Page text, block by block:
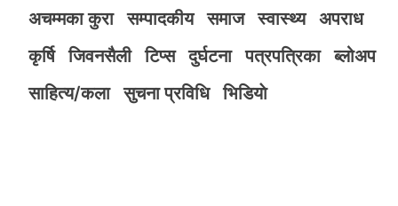
अचम्मका कुरा
सम्पादकीय समाज स्वास्थ्य
अपराध
कृर्षि
जिवनसैली टिप्स दुर्घटना पत्रपत्रिका
ब्लोअप
साहित्य/कला
सुचना प्रविधि भिडियाे